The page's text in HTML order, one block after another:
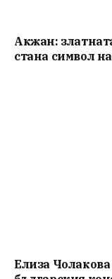
Акжан:
стана символ
Елиза